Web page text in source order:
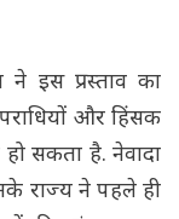
ने इस प्रस्ताव का
और हिंसक
सकता है. नेवादा
राज्य ने पहले ही